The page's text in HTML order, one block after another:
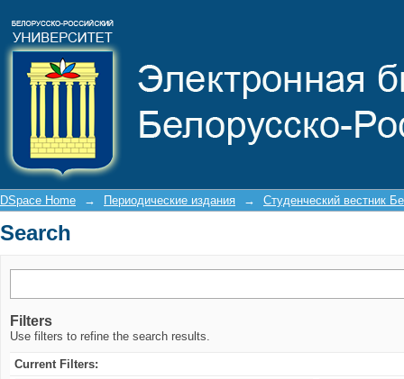
DSpace Home → Периодические издания → Студенческий вестник
Search
Filters
Use filters to refine the search results.
Current Filters: